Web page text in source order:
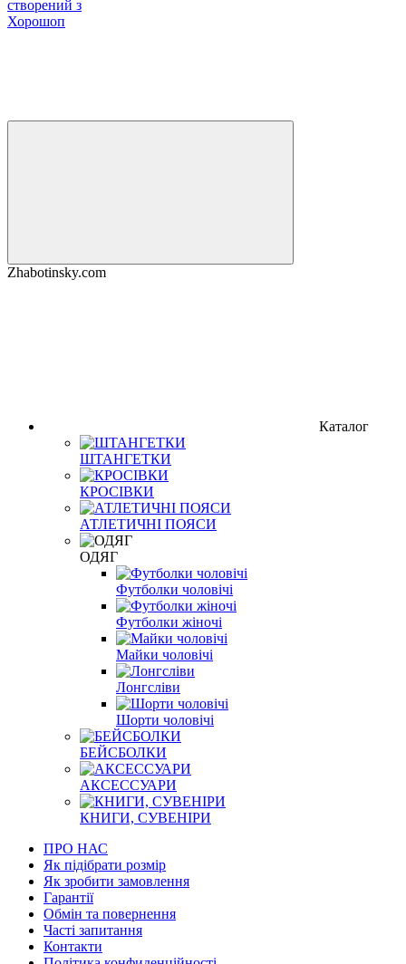
створений з
Хорошоп
Zhabotinsky.com
Каталог
ШТАНГЕТКИ
КРОСІВКИ
АТЛЕТИЧНІ ПОЯСИ
ОДЯГ
Футболки чоловічі
Футболки жіночі
Майки чоловічі
Лонгсліви
Шорти чоловічі
БЕЙСБОЛКИ
АКСЕССУАРИ
КНИГИ, СУВЕНІРИ
ПРО НАС
Як підібрати розмір
Як зробити замовлення
Гарантії
Обмін та повернення
Часті запитання
Контакти